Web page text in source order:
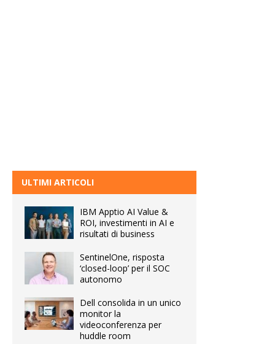
ULTIMI ARTICOLI
IBM Apptio AI Value &
ROI, investimenti in AI e
risultati di business
SentinelOne, risposta
‘closed-loop’ per il SOC
autonomo
Dell consolida in un unico
monitor la
videoconferenza per
huddle room